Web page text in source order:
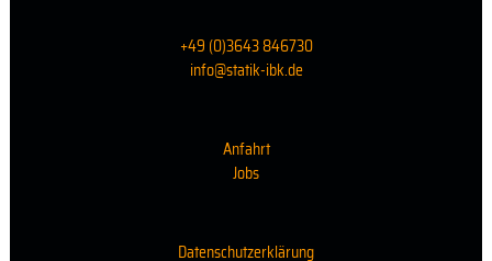
+49 (0)3643 846730
info@statik-ibk.de
Anfahrt
Jobs
Datenschutzerklärung